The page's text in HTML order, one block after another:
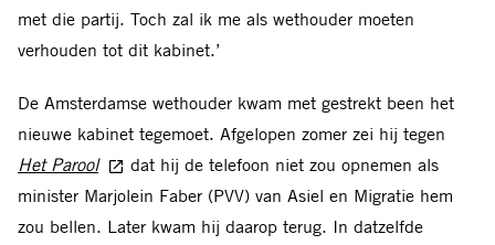
met die partij. Toch zal ik me als wethouder moeten
verhouden tot dit kabinet.’
De Amsterdamse wethouder kwam met gestrekt been het
nieuwe kabinet tegemoet. Afgelopen zomer zei hij tegen
Het Parool
dat hij de telefoon niet zou opnemen als
minister Marjolein Faber (PVV) van Asiel en Migratie hem
zou bellen. Later kwam hij daarop terug. In datzelfde